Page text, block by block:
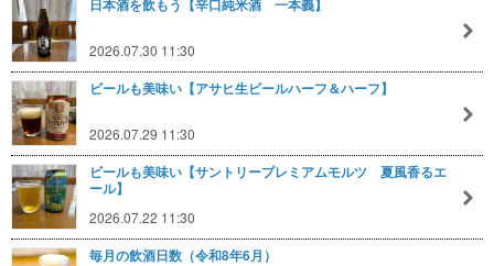
日本酒を飲もう【辛口純米酒 一本義】
2026.07.30 11:30
ビールも美味い【アサヒ生ビールハーフ＆ハーフ】
2026.07.29 11:30
ビールも美味い【サントリープレミアムモルツ 夏風香るエ
ール】
2026.07.22 11:30
毎月の飲酒日数（令和8年6月）